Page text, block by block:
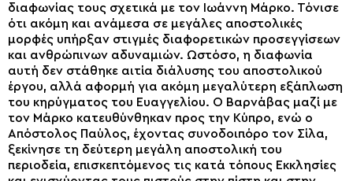
διαφωνίας τους σχετικά με τον Ιωάννη Μάρκο. Τόνισε
ότι ακόμη και ανάμεσα σε μεγάλες αποστολικές
μορφές υπήρξαν στιγμές διαφορετικών προσεγγίσεων
και ανθρώπινων αδυναμιών. Ωστόσο, η διαφωνία
αυτή δεν στάθηκε αιτία διάλυσης του αποστολικού
έργου, αλλά αφορμή για ακόμη μεγαλύτερη εξάπλωση
του κηρύγματος του Ευαγγελίου. Ο Βαρνάβας μαζί με
τον Μάρκο κατευθύνθηκαν προς την Κύπρο, ενώ ο
Απόστολος Παύλος, έχοντας συνοδοιπόρο τον Σίλα,
ξεκίνησε τη δεύτερη μεγάλη αποστολική του
περιοδεία, επισκεπτόμενος τις κατά τόπους Εκκλησίες